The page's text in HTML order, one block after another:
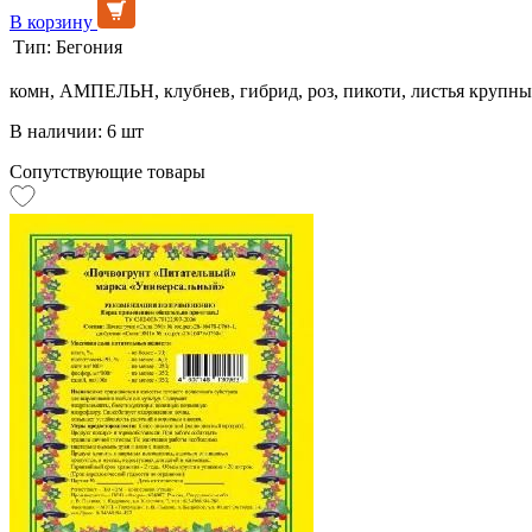
В корзину
Тип: Бегония
комн, АМПЕЛЬН, клубнев, гибрид, роз, пикоти, листья
В наличии: 6 шт
Сопутствующие товары